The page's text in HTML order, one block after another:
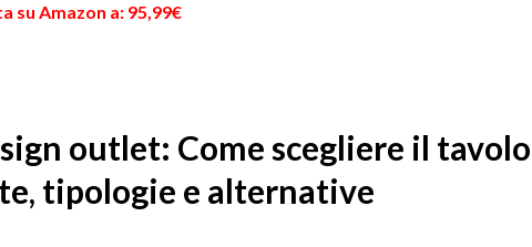
su Amazon a: 95,99€
outlet: Come scegliere il tavolo
tipologie e alternative